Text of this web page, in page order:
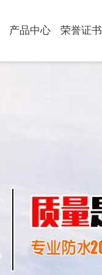
产品中心 荣誉证书